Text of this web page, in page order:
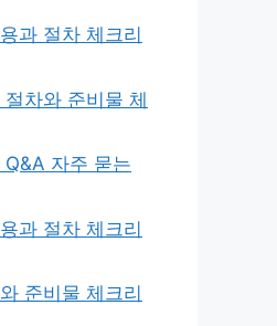
과 절차 체크리
차와 준비물 체
자주 묻는
과 절차 체크리
준비물 체크리